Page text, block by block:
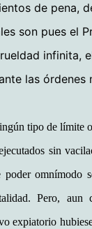
de pena,
son pues el
infinita,
las órdenes
tipo de límite
sin
omnímodo
Pero, aun
expiatorio